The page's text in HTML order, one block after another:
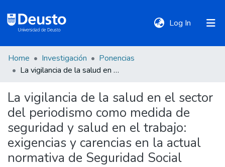
Log In (current)
DeustoTeka
Communities
&
Collections
All of DSpace
Home Investigación
Ponencias
La vigilancia de la salud en el sector del periodismo como medida de seguridad y salud en el trabajo: exigencias y carencias en la actual normativa de Seguridad Social
La vigilancia de la salud en el sector
del periodismo como medida de
seguridad y salud en el trabajo:
exigencias y carencias en la actual
normativa de Seguridad Social